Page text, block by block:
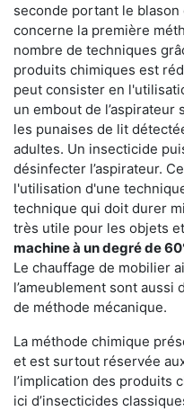
seconde portant le
concerne la première
nombre de techniques
produits chimiques est
peut consister en
un embout de
les punaises de lit
adultes. Un insecticide
désinfecter l’aspirateur.
l'utilisation d'une
technique qui doit durer
très utile pour les objets
machine à un degré de
Le chauffage de mobilier
l’ameublement sont aussi
de méthode mécanique.
La méthode chimique
et est surtout réservée
l’implication des produits
ici d’insecticides